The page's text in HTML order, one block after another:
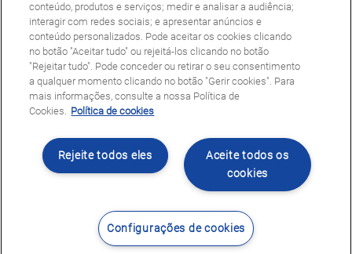
Contacte-nos Encontrar Centro
conteúdo, produtos e serviços; medir e analisar a audiência;
interagir com redes sociais; e apresentar anúncios e
conteúdo personalizados. Pode aceitar os cookies clicando
no botão "Aceitar tudo" ou rejeitá-los clicando no botão
"Rejeitar tudo". Pode conceder ou retirar o seu consentimento
a qualquer momento clicando no botão "Gerir cookies". Para
mais informações, consulte a nossa Política de
Cookies. Política de cookies
Aceite todos os
cookies
Rejeite todos eles
Configurações de cookies